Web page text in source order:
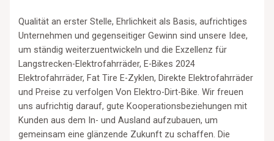
Qualität an erster Stelle, Ehrlichkeit als Basis, aufrichtiges
Unternehmen und gegenseitiger Gewinn sind unsere Idee,
um ständig weiterzuentwickeln und die Exzellenz für
Langstrecken-Elektrofahrräder, E-Bikes 2024
Elektrofahrräder, Fat Tire E-Zyklen, Direkte Elektrofahrräder
und Preise zu verfolgen Von Elektro-Dirt-Bike. Wir freuen
uns aufrichtig darauf, gute Kooperationsbeziehungen mit
Kunden aus dem In- und Ausland aufzubauen, um
gemeinsam eine glänzende Zukunft zu schaffen. Die